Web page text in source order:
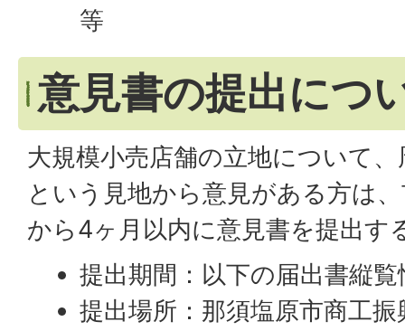
等
意見書の提出につ
大規模小売店舗の立地について
という見地から意見がある方は
から4ヶ月以内に意見書を提出す
提出期間：以下の届出書縦
提出場所：那須塩原市商工